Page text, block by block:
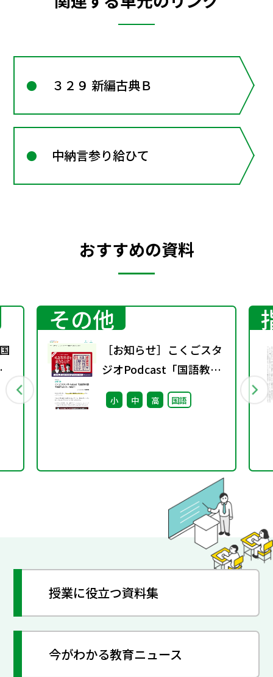
３２９ 新編古典Ｂ
中納言参り給ひて
おすすめの資料
その他
［お知らせ］こくごスタ
ジオPodcast「国語教科
書を聴きなおす」配信中
小 中 高 国語
授業に役立つ資料集
今がわかる教育ニュース